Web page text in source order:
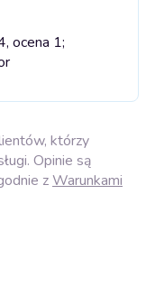
ocena 1;
którzy
Opinie są
zWarunkami